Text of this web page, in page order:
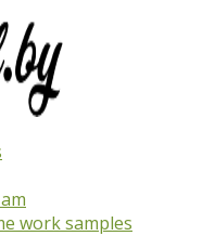
work samples